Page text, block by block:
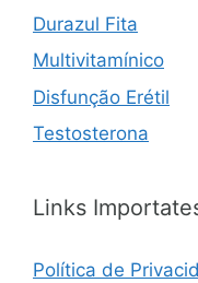
Durazul Fita
Multivitamínico
Disfunção Erétil
Testosterona
Links
Política de